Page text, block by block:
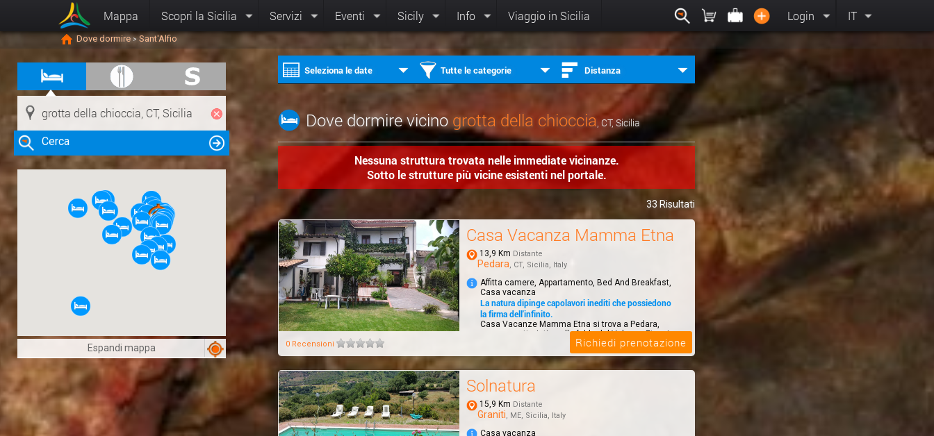
Mappa Scopri la Sicilia Servizi Eventi Sicily Info Viaggio in Sicilia Login IT
Dove dormire > Sant'Alfio
Cerca
Clicca su una risorsa nella mappa
per visualizzare le informazioni
Espandi mappa
Seleziona le date Tutte le categorie Distanza
Dove dormire vicinogrotta della chioccia , CT, Sicilia
Nessuna struttura trovata nelle immediate vicinanze.
Sotto le strutture più vicine esistenti nel portale.
33 Risultati
Casa Vacanza Mamma Etna
13,9 Km Distante
Pedara, CT, Sicilia, Italy
Affitta camere, Appartamento, Bed And Breakfast,
Casa vacanza
La natura dipinge capolavori inediti che possiedono
la firma dell'infinito.
Casa Vacanze Mamma Etna si trova a Pedara,
paese caratteristico alle falde del Vulcano Etna, in
0 Recensioni Richiedi prenotazione
Solnatura
15,9 Km Distante
Graniti, ME, Sicilia, Italy
Casa vacanza